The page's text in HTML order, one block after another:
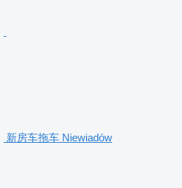
新房车拖车 Niewiadów